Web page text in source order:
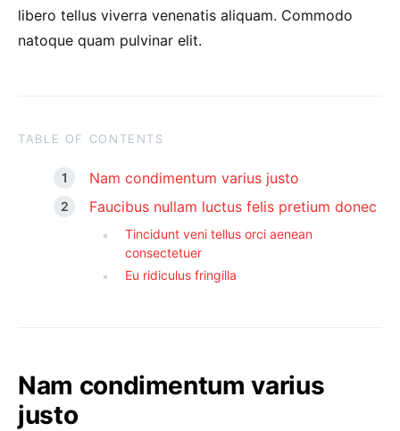
libero tellus viverra venenatis aliquam. Commodo
natoque quam pulvinar elit.
TABLE OF CONTENTS
Nam condimentum varius justo
Faucibus nullam luctus felis pretium donec
Tincidunt veni tellus orci aenean
consectetuer
Eu ridiculus fringilla
Nam condimentum varius
justo